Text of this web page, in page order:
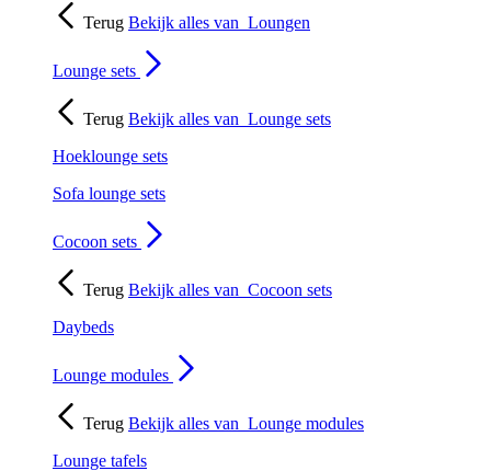
Terug Bekijk alles van Loungen
Lounge sets
Terug Bekijk alles van Lounge sets
Hoeklounge sets
Sofa lounge sets
Cocoon sets
Terug Bekijk alles van Cocoon sets
Daybeds
Lounge modules
Terug Bekijk alles van Lounge modules
Lounge tafels